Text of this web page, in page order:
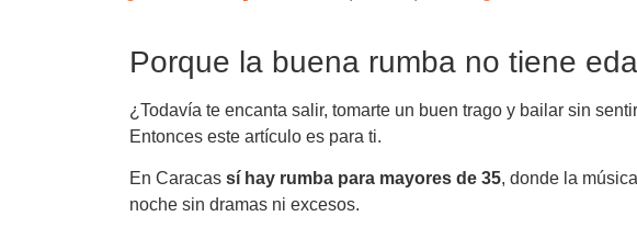
Porque la buena rumba no tiene
¿Todavía te encanta salir, tomarte un buen trago y bailar sin
Entonces este artículo es para ti.
En Caracas sí hay rumba para mayores de 35, donde la
noche sin dramas ni excesos.